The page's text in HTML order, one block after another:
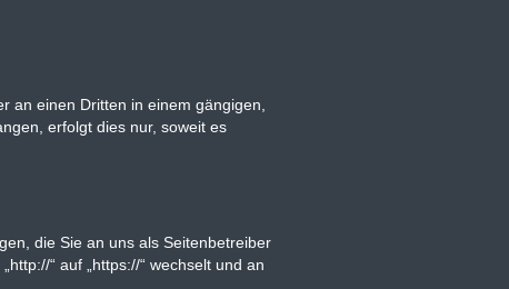
an einen Dritten in einem gängigen,
erfolgt dies nur, soweit es
die Sie an uns als Seitenbetreiber
“ auf „https://“ wechselt und an